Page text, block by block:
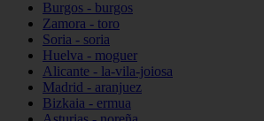
Burgos - burgos
Zamora - toro
Soria - soria
Huelva - moguer
Alicante - la-vila-joiosa
Madrid - aranjuez
Bizkaia - ermua